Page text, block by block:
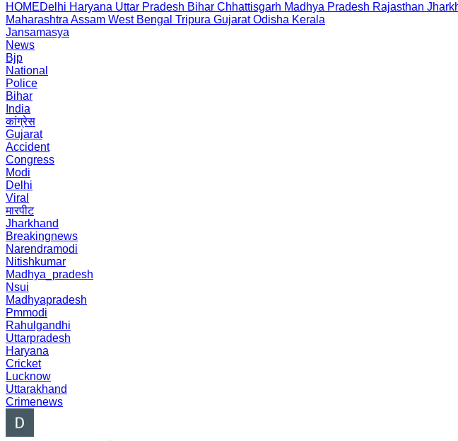
HOMEDelhi Haryana Uttar Pradesh Bihar Chhattisgarh Madhya Pradesh Rajasthan
Maharashtra Assam West Bengal Tripura Gujarat Odisha Kerala
Jansamasya
News
Bjp
National
Police
Bihar
India
कांग्रेस
Gujarat
Accident
Congress
Modi
Delhi
Viral
मारपीट
Jharkhand
Breakingnews
Narendramodi
Nitishkumar
Madhya_pradesh
Nsui
Madhyapradesh
Pmmodi
Rahulgandhi
Uttarpradesh
Haryana
Cricket
Lucknow
Uttarakhand
Crimenews